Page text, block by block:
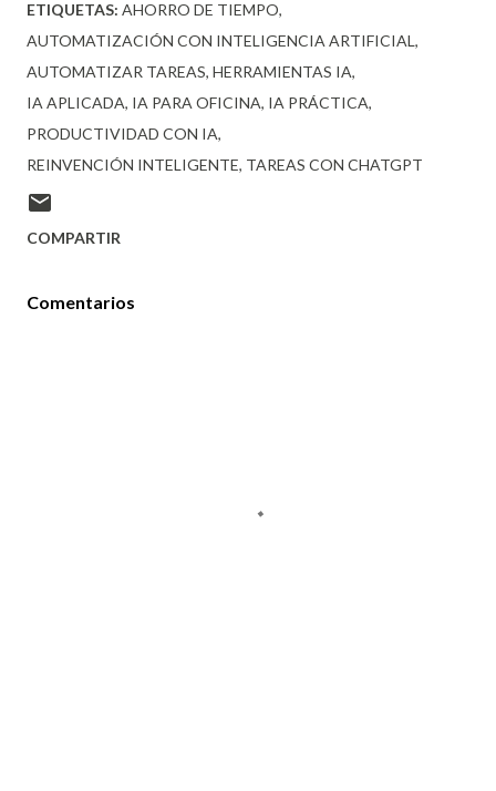
ETIQUETAS: AHORRO DE TIEMPO
AUTOMATIZACIÓN CON INTELIGENCIA ARTIFICIAL
AUTOMATIZAR TAREAS HERRAMIENTAS IA
IA APLICADA IA PARA OFICINA IA PRÁCTICA
PRODUCTIVIDAD CON IA
REINVENCIÓN INTELIGENTE TAREAS CON CHATGPT
COMPARTIR
Comentarios